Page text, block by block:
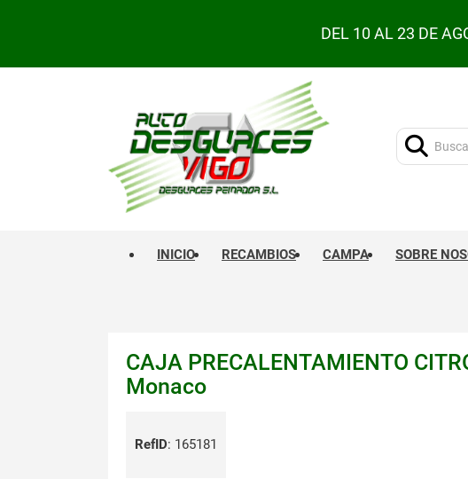
DEL 10 AL 23 DE
Buscar:
INICIO RECAMBIOS CAMPA SOBRE
CAJA PRECALENTAMIENTO
Monaco
RefID: 165181